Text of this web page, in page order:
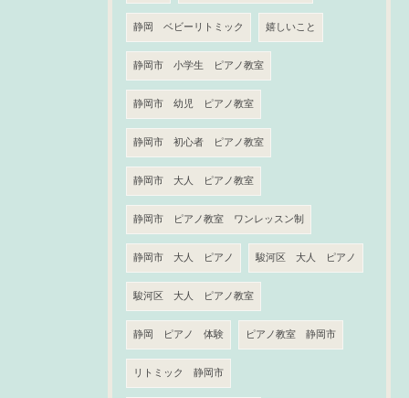
静岡 ベビーリトミック 嬉しいこと
静岡市 小学生 ピアノ教室
静岡市 幼児 ピアノ教室
静岡市 初心者 ピアノ教室
静岡市 大人 ピアノ教室
静岡市 ピアノ教室 ワンレッスン制
静岡市 大人 ピアノ 駿河区 大人 ピアノ
駿河区 大人 ピアノ教室
静岡 ピアノ 体験 ピアノ教室 静岡市
リトミック 静岡市